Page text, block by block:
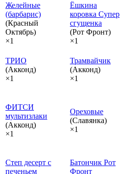
Желейные
(барбарис)
(Красный
Октябрь)
×1
Ёшкина
коровка Супер
сгущенка
(Рот Фронт)
×1
ТРИО
(Акконд)
×1
Трамвайчик
(Акконд)
×1
ФИТСИ
мультизлаки
(Акконд)
×1
Ореховые
(Славянка)
×1
Степ десерт с
печеньем
Батончик Рот
Фронт